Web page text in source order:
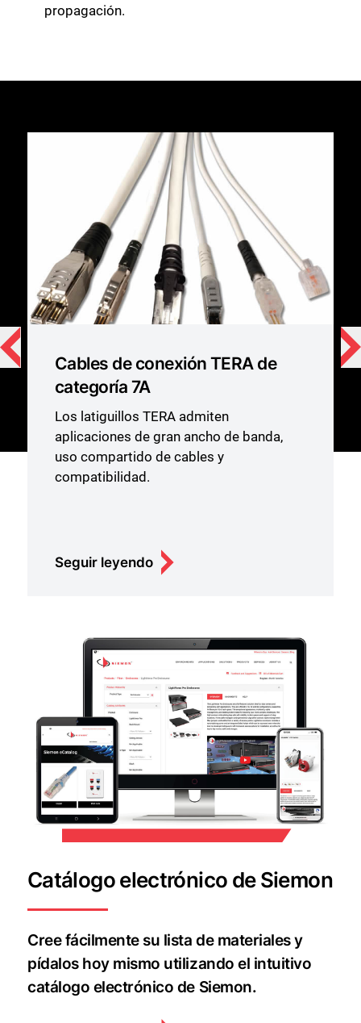
propagación.
Cables de conexión TERA de
categoría 7A
Los latiguillos TERA admiten
aplicaciones de gran ancho de banda,
uso compartido de cables y
compatibilidad.
Seguir leyendo
Catálogo electrónico de Siemon
Cree fácilmente su lista de materiales y
pídalos hoy mismo utilizando el intuitivo
catálogo electrónico de Siemon.